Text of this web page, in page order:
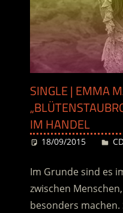
SINGLE | EMMA
IM HANDEL
18/09/2015
Im Grunde sind es
zwischen
besonders